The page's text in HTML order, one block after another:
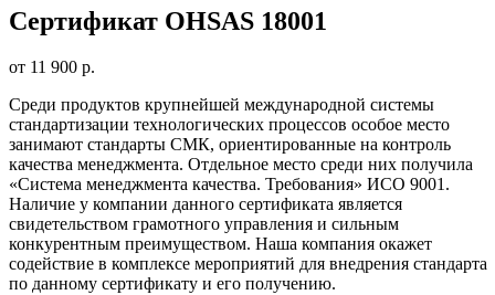
Сертификат OHSAS 18001
от 11 900 р.
Среди продуктов крупнейшей международной системы
стандартизации технологических процессов особое место
занимают стандарты СМК, ориентированные на контроль
качества менеджмента. Отдельное место среди них получила
«Система менеджмента качества. Требования» ИСО 9001.
Наличие у компании данного сертификата является
свидетельством грамотного управления и сильным
конкурентным преимуществом. Наша компания окажет
содействие в комплексе мероприятий для внедрения стандарта
по данному сертификату и его получению.